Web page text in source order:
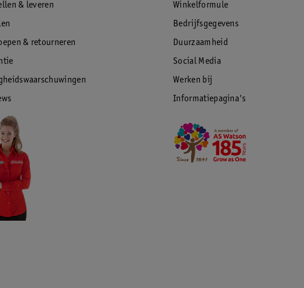
& leveren
& retourneren
Winkelformule
Bedrijfsgegevens
Duurzaamheid
Social Media
Werken bij
Informatiepagina's